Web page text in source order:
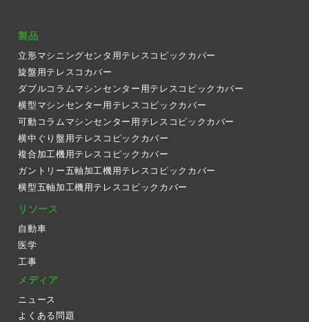
製品
立形マシニングセンタ用テレスコピックカバー
旋盤用テレスコカバー
ダブルコラムマシンセンター用テレスコピックカバー
横型マシンセンター用テレスコピックカバー
可動コラムマシンセンター用テレスコピックカバー
横中ぐり盤用テレスコピックカバー
複合加工機用テレスコピックカバー
ガントリー五軸加工機用テレスコピックカバー
横型五軸加工機用テレスコピックカバー
リソース
自動車
医学
工事
メディア
ニュース
よくある問題